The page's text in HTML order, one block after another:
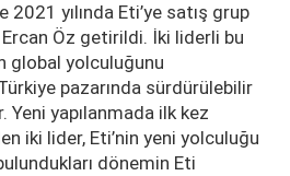
2021 yılında Eti’ye satış grup
Ercan Öz getirildi. İki liderli bu
global yolculuğunu
pazarında sürdürülebilir
Yeni yapılanmada ilk kez
iki lider, Eti’nin yeni yolculuğu
dönemin Eti